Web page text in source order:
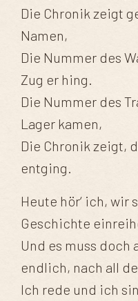
Die Chronik zeigt
Namen,
Die Nummer des
Zug er hing.
Die Nummer des
Lager kamen,
Die Chronik zeigt,
entging.
Heute hör‘ ich, wir
Geschichte
Und es muss doch
endlich, nach all
Ich rede und ich